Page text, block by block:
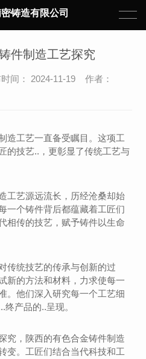
铸造有限公司
件制造工艺探究
间： 2024-11-19 作者：
造工艺一直备受瞩目。这项工
的技艺..，更彰显了传统工艺与
工艺源远流长，历经沧桑却始
一个铸件背后都蕴藏着工匠们
相传的技艺，赋予铸件以生命
传统技艺的传承与创新的过
新的方法和材料，力求使每一
。他们深入研究每一个工艺细
产品的..呈现。
究，陕西的有色合金铸件制造
变。工匠们结合当代科技和工